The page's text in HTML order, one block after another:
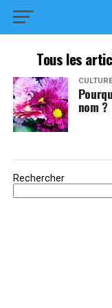
Tous les
nom ?
Rechercher